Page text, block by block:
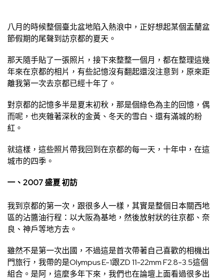
八月的時候整個臺北盆地陷入熱浪中，正好想起某個盂蘭盆
節假期的尾聲到訪京都的夏天。
那天隨手貼了一張照片，接下來整整一個月，都在整理這幾
年來在京都的相片，有些記憶沒有翻起還沒注意到，原來距
離我第一次去京都已經十年了。
對京都的記憶多半是夏末初秋，那是個綠色為主的回憶，偶
而呢，也夾雜著深秋的金黃、冬天的雪白、還有滿城的粉
紅。
就這樣，這些照片帶我回到在京都的每一天，十年中，在這
城市的四季。
一、2007 盛夏 初訪
我到京都的第一次，跟很多人一樣，其實是整個日本關西地
區的沾醬油行程：以大阪為基地，然後放射狀的往京都、奈
良、神戶等地方去。
雖然不是第一次出國，不過這是首次帶著自己喜歡的相機出
門旅行，我帶的是Olympus E-1跟ZD 11-22mm F2.8-3.5這個
組合。是阿，這麼多年下來，我們也在論壇上面看過很多出